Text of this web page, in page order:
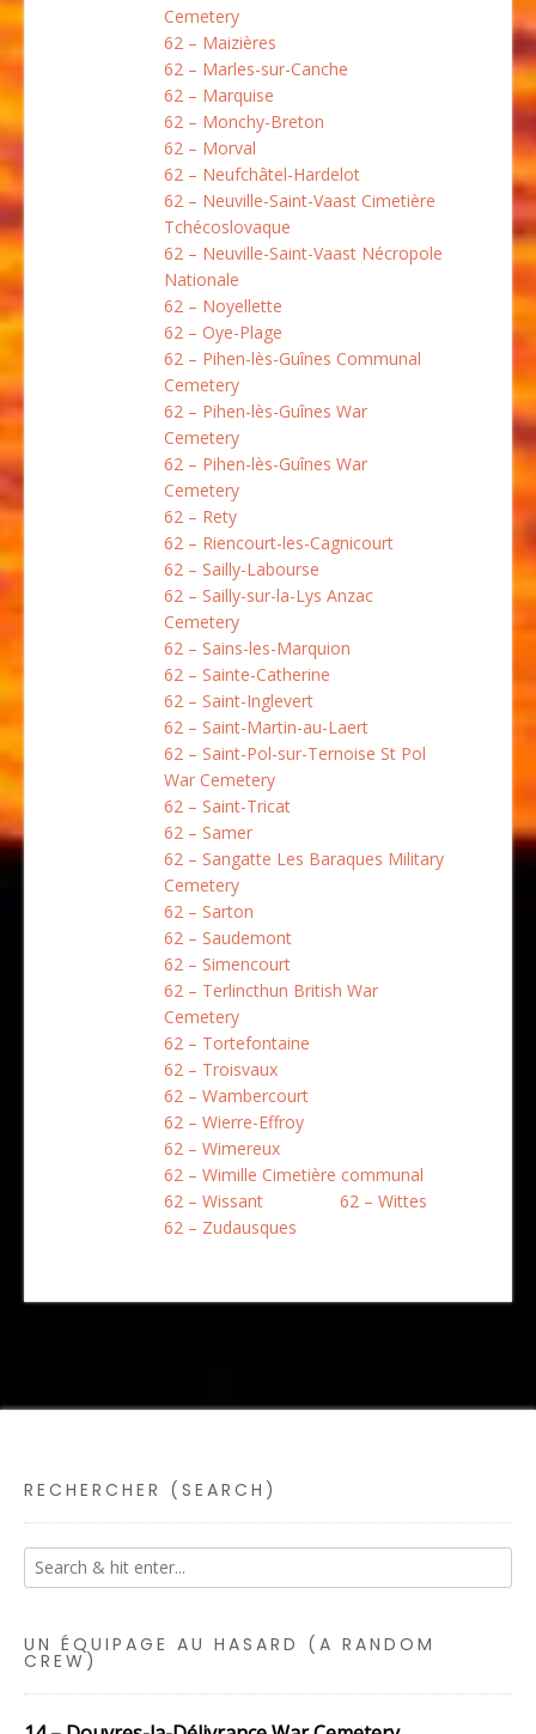
Cemetery
62 – Maizières
62 – Marles-sur-Canche
62 – Marquise
62 – Monchy-Breton
62 – Morval
62 – Neufchâtel-Hardelot
62 – Neuville-Saint-Vaast Cimetière
Tchécoslovaque
62 – Neuville-Saint-Vaast Nécropole
Nationale
62 – Noyellette
62 – Oye-Plage
62 – Pihen-lès-Guînes Communal
Cemetery
62 – Pihen-lès-Guînes War
Cemetery
62 – Pihen-lès-Guînes War
Cemetery
62 – Rety
62 – Riencourt-les-Cagnicourt
62 – Sailly-Labourse
62 – Sailly-sur-la-Lys Anzac
Cemetery
62 – Sains-les-Marquion
62 – Sainte-Catherine
62 – Saint-Inglevert
62 – Saint-Martin-au-Laert
62 – Saint-Pol-sur-Ternoise St Pol
War Cemetery
62 – Saint-Tricat
62 – Samer
62 – Sangatte Les Baraques Military
Cemetery
62 – Sarton
62 – Saudemont
62 – Simencourt
62 – Terlincthun British War
Cemetery
62 – Tortefontaine
62 – Troisvaux
62 – Wambercourt
62 – Wierre-Effroy
62 – Wimereux
62 – Wimille Cimetière communal
62 – Wissant
62 – Wittes
62 – Zudausques
RECHERCHER (SEARCH)
UN ÉQUIPAGE AU HASARD (A RANDOM
CREW)